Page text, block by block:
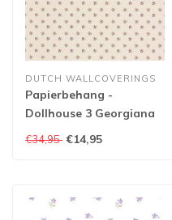
DUTCH WALLCOVERINGS
Papierbehang -
Dollhouse 3 Georgiana
Bouquet paars/groen -
€34,95 €14,95